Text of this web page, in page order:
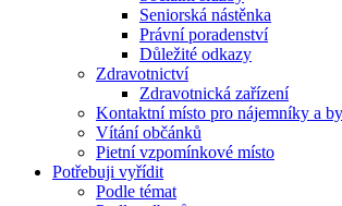
Seniorská nástěnka
Právní poradenství
Důležité odkazy
Zdravotnictví
Zdravotnická zařízení
Kontaktní místo pro nájemníky a
Vítání občánků
Pietní vzpomínkové místo
Potřebuji vyřídit
Podle témat